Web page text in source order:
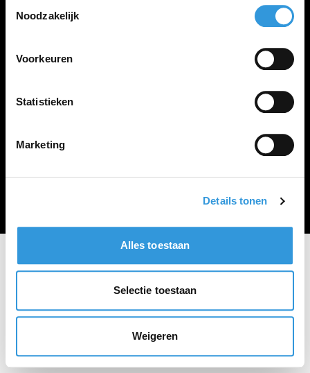
Noodzakelijk
Voorkeuren
Statistieken
Marketing
Details tonen
Alles toestaan
Selectie toestaan
Weigeren